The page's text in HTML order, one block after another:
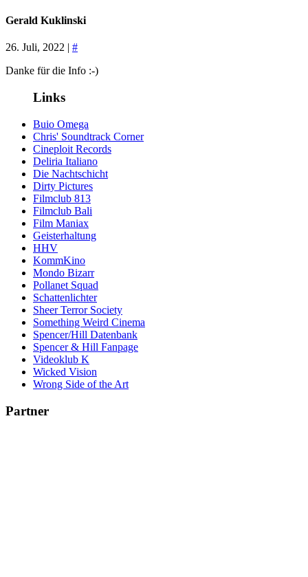
Gerald Kuklinski
26. Juli, 2022 | #
Danke für die Info :-)
Links
Buio Omega
Chris' Soundtrack Corner
Cineploit Records
Deliria Italiano
Die Nachtschicht
Dirty Pictures
Filmclub 813
Filmclub Bali
Film Maniax
Geisterhaltung
HHV
KommKino
Mondo Bizarr
Pollanet Squad
Schattenlichter
Sheer Terror Society
Something Weird Cinema
Spencer/Hill Datenbank
Spencer & Hill Fanpage
Videoklub K
Wicked Vision
Wrong Side of the Art
Partner